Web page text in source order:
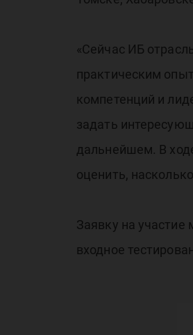
«Сейчас ИБ
практическим
компетенций и
задать
дальнейшем. В
оценить,
Заявку на участие
входное